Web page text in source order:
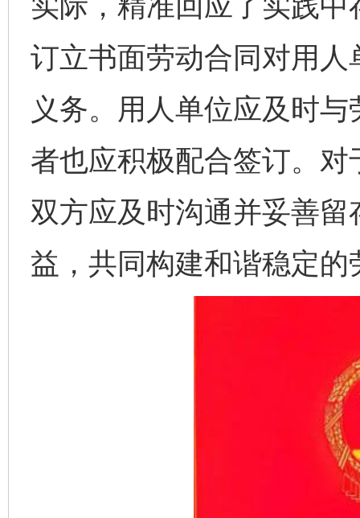
订立书面劳动合同对用
义务。用人单位应及时
者也应积极配合签订。
双方应及时沟通并妥善
益，共同构建和谐稳定的